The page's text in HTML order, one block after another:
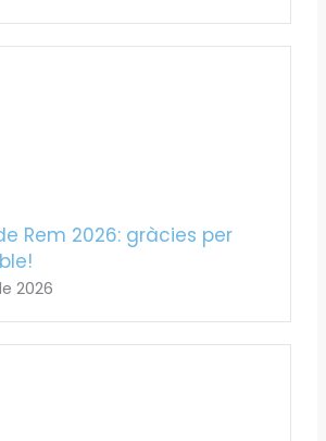
Rem 2026: gràcies per
2026